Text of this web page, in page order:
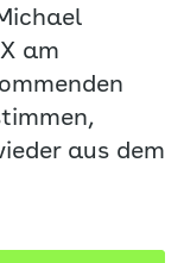
am
aus dem